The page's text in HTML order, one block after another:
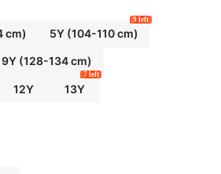
cm) 5Y(104-110 cm)
9 left
9Y (128-134 cm)
12Y 13Y
7 left